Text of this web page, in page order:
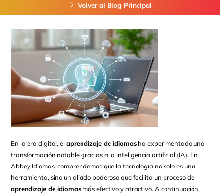
Volver al Blog Principal
En la era digital, el aprendizaje de idiomasha experimentado una
transformación notable gracias a la inteligencia artificial (IA). En
Abbey Idiomas, comprendemos que la tecnología no solo es una
herramienta, sino un aliado poderoso que facilita un proceso de
aprendizaje de idiomasmás efectivo y atractivo. A continuación,